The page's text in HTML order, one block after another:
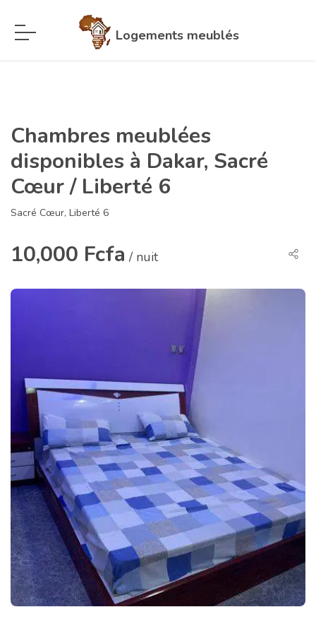
Logements meublés
Chambres meublées
disponibles à Dakar, Sacré
Cœur / Liberté 6
Sacré Cœur, Liberté 6
10,000 Fcfa / nuit